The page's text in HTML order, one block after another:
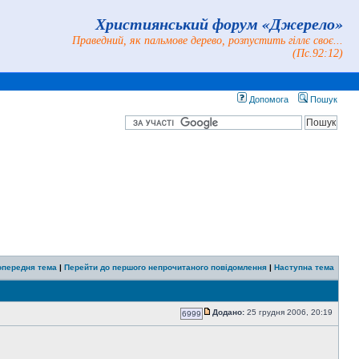
Християнський форум «Джерело»
Праведний, як пальмове дерево, розпустить гіллє своє...
(Пс.92:12)
Допомога Пошук
тема | Перейти до першого непрочитаного повідомлення | Наступна тема
6999 Додано: 25 грудня 2006, 20:19